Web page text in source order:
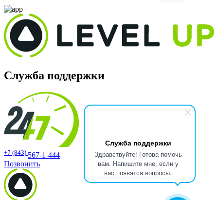
Служба поддержки
Здравствуйте! Готова помочь
вам. Напишите мне, если у
вас появятся вопросы.
Служба поддержки
+7 (843) 567-1-444
Позвонить